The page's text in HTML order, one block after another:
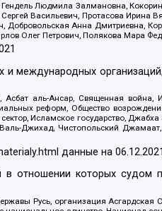
Людмила Залмановна,
Васильевич, Протасова Ирина
Анна Дмитриевна,
Олег Петрович, Полякова Мара
международных
аль-Ансар, Священная война,
реформ, Общество
Исламское государство,
Джихад, Чистопольский
данные на06.12.2021
отношении которых судом
Русь, организация